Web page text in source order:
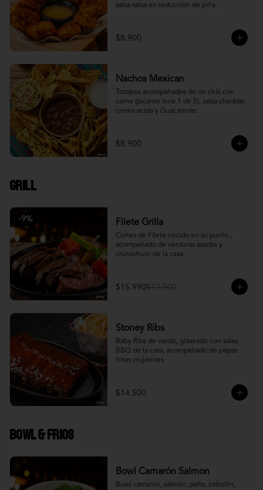
salsa salsa en reducción de piña.
$8.900
Nachos Mexican
Totopos acompañados de un chili con
carne (picante leve 1 de 5), salsa cheddar,
crema acida y Guacamole.
$8.900
Grill
-9% Filete Grilla
Cortes de Filete cocido en su punto ,
acompañado de verduras asadas y
chimichurri de la casa.
$15.990$17.500
Stoney Ribs
Baby Ribs de cerdo, glaseado con salsa
BBQ de la casa, acompañado de papas
fritas crujientes
$14.500
Bowl & frios
Bowl Camarón Salmon
Bowl camarón, salmón, palta, cebollín,